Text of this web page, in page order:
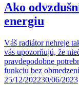
Ako
energiu
Váš radiátor nehreje
vás upozorňujú, že
pravdepodobne
funkciu bez
25/12/202230/06/2023